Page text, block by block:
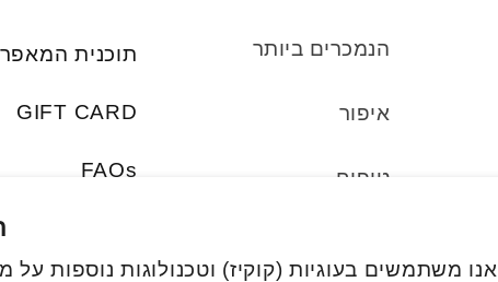
אנו משתמשים בעוגיות (קוקיז) וטכנולוגות נוספות
תוכנית
GIFT CARD
FAQs
הנמכרים ביותר
איפור
טיפוח